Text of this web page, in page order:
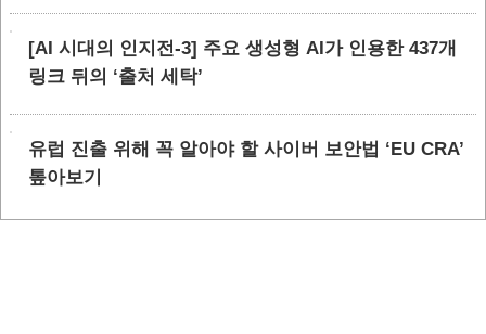
[AI 시대의 인지전-3] 주요 생성형 AI가 인용한 437개
링크 뒤의 ‘출처 세탁’
유럽 진출 위해 꼭 알아야 할 사이버 보안법 ‘EU CRA’
톺아보기